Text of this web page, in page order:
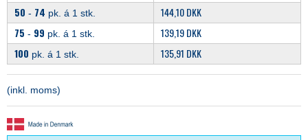
50 - 74 pk. á 1 stk.
144,10 DKK
75 - 99 pk. á 1 stk.
139,19 DKK
100 pk. á 1 stk. 135,91 DKK
(inkl. moms)